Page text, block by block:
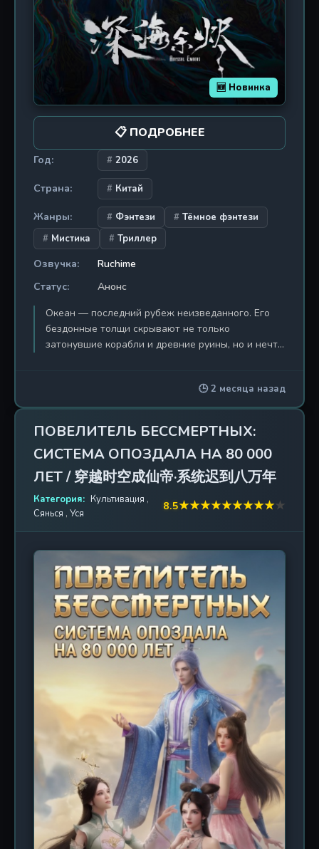
🆕 Новинка
📋 ПОДРОБНЕЕ
Год: 2026
Страна: Китай
Жанры: Фэнтези
Тёмное фэнтези
Мистика
Триллер
Озвучка:
Ruchime
Статус:
Анонс
Океан — последний рубеж неизведанного. Его
бездонные толщи скрывают не только
затонувшие корабли и древние руины, но и нечто,
погружающее зрителя в атмосферу леденящего
мистицизма и тёмного морского фэнтези. Сюжет
разворачивается в мире, где океан перестал
быть просто источником жизни — он стал
могилой для цивилизаций и пристанищем для
аномалий, нарушающих законы физики. Главный
герой, чьё имя пока окутано тайной, оказывается
втянут в круговорот событий после того, как
исследовательская экспедиция натыкается на
аномальную зону в глубинах океана. Там, среди
обломков древних кораблей и светящихся
коралловых рифов, мерцают странные огни — то
ли остатки биолюминесцентных существ, то ли
сигналы из другого измерения. Каждый эпизод
раскрывает слой этой ледяной загадки: почему
некоторые моряки, вернувшиеся из рейдов,
начинают видеть галлюцинации? Что за
существа обитают в зоне отчуждения, где время
течёт вспять? И главное — какую цену придётся
заплатить тем, кто осмелится нырнуть слишком
глубоко? Визуальный стиль обещает быть
мрачным, но завораживающим: контраст между
бирюзовыми водами и кроваво-красными
всполохами неизвестной энергии создаёт
гнетущую, но эстетически притягательную
картину. Саундтрек, вероятно, будет сочетать
классические китайские мотивы с эмбиент-
электроникой, подчёркивая ощущение
одиночества и бездны. Это не просто история о
выживании — это размышление о том, что
🕒 2 месяца назад
ПОВЕЛИТЕЛЬ БЕССМЕРТНЫХ:
СИСТЕМА ОПОЗДАЛА НА 80 000
ЛЕТ / 穿越时空成仙帝·系统迟到八万年
Категория: Культивация ,
Сянься , Уся
8.5★★★★★★★★★★